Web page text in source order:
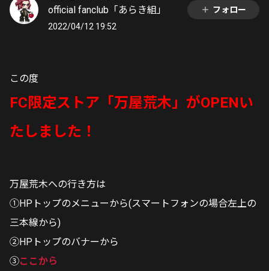
official fanclub「あらき組」
2022/04/12 19:52
フォロー
この度
FC限定ストア「万屋荒木」がOPENい
たしました！
万屋荒木への行き方は
①HPトップのメニューから(スマートフォンの場合左上の
三本線から)
②HPトップのバナーから
③ここから